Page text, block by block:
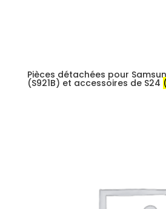
Pièces détachées pour
(S921B) et accessoires de S24